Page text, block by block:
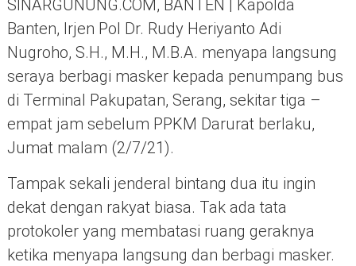
SINARGUNUNG.COM, BANTEN | Kapolda
Banten, Irjen Pol Dr. Rudy Heriyanto Adi
Nugroho, S.H., M.H., M.B.A. menyapa langsung
seraya berbagi masker kepada penumpang bus
di Terminal Pakupatan, Serang, sekitar tiga –
empat jam sebelum PPKM Darurat berlaku,
Jumat malam (2/7/21).
Tampak sekali jenderal bintang dua itu ingin
dekat dengan rakyat biasa. Tak ada tata
protokoler yang membatasi ruang geraknya
ketika menyapa langsung dan berbagi masker.